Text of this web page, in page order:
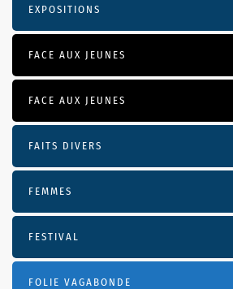
EXPOSITIONS
FACE AUX JEUNES
FACE AUX JEUNES
FAITS DIVERS
FEMMES
FESTIVAL
FOLIE VAGABONDE